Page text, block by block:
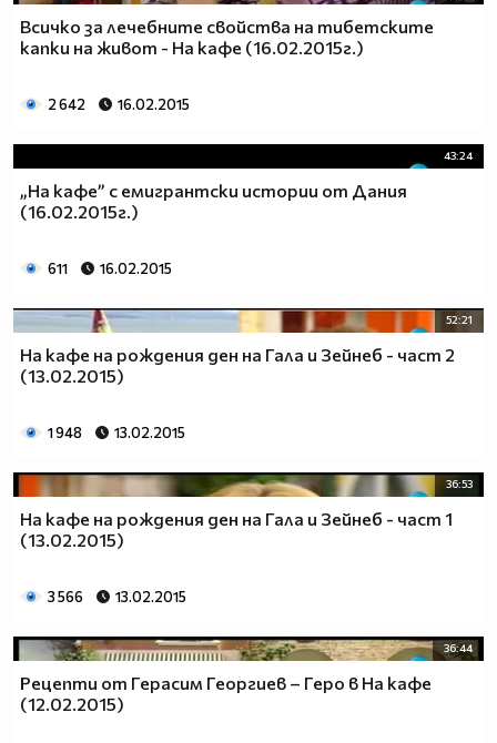
Всичко за лечебните свойства на тибетските
капки на живот - На кафе (16.02.2015г.)
2 642 16.02.2015
43:24
„На кафе” с емигрантски истории от Дания
(16.02.2015г.)
611 16.02.2015
52:21
На кафе на рождения ден на Гала и Зейнеб - част 2
(13.02.2015)
1 948 13.02.2015
36:53
На кафе на рождения ден на Гала и Зейнеб - част 1
(13.02.2015)
3 566 13.02.2015
36:44
Рецепти от Герасим Георгиев – Геро в На кафе
(12.02.2015)